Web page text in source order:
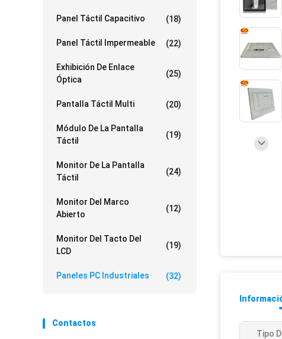
Panel Táctil Capacitivo (18)
Panel Táctil Impermeable (22)
Exhibición De Enlace
Óptica
(25)
Pantalla Táctil Multi (20)
Módulo De La Pantalla
Táctil
(19)
Monitor De La Pantalla
Táctil
(24)
Monitor Del Marco
Abierto
(12)
Monitor Del Tacto Del
LCD
(19)
Paneles PC Industriales (32)
Contactos
Tipo